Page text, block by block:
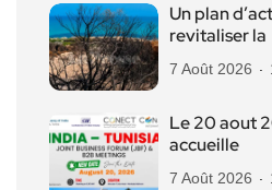
Un plan
revitaliser la
7 Août 2026
Le 20 aout
accueille
7 Août 2026